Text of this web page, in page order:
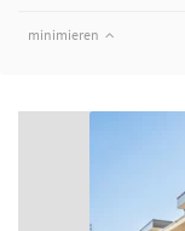
minimieren